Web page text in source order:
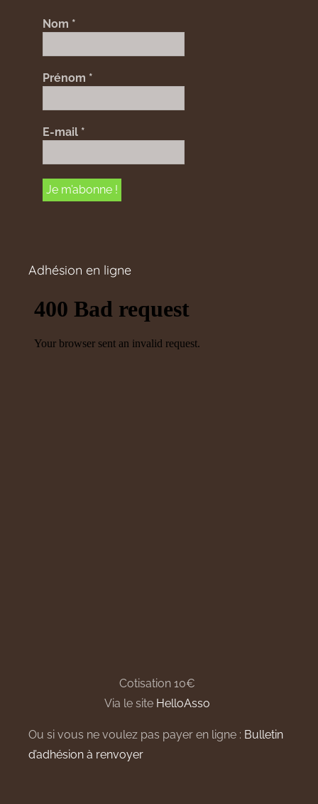
Nom *
Prénom *
E-mail *
Adhésion en ligne
Cotisation 10€
Via le site HelloAsso
Ou si vous ne voulez pas payer en ligne : Bulletin
d’adhésion à renvoyer